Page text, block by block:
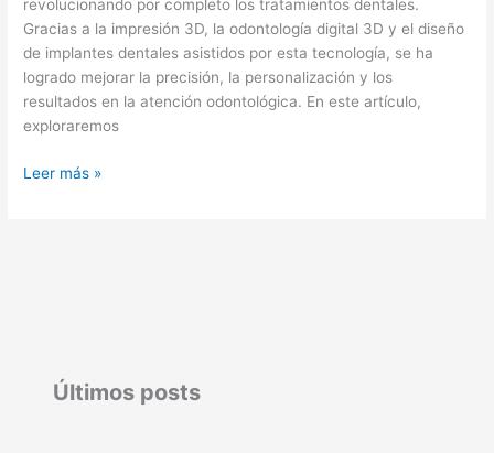
revolucionando por completo los tratamientos dentales.
Gracias a la impresión 3D, la odontología digital 3D y el diseño
de implantes dentales asistidos por esta tecnología, se ha
logrado mejorar la precisión, la personalización y los
resultados en la atención odontológica. En este artículo,
exploraremos
Leer más »
Últimos posts